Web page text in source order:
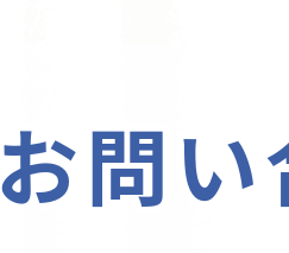
お問